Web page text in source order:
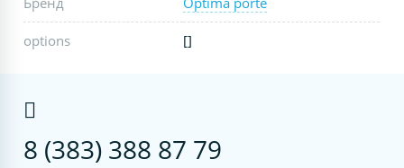
options []
8 (383) 388 87 79